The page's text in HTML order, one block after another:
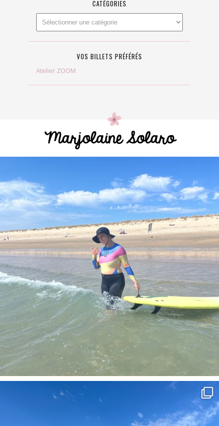
CATÉGORIES
VOS BILLETS PRÉFÉRÉS
Atelier ZOOM
Marjolaine Solaro